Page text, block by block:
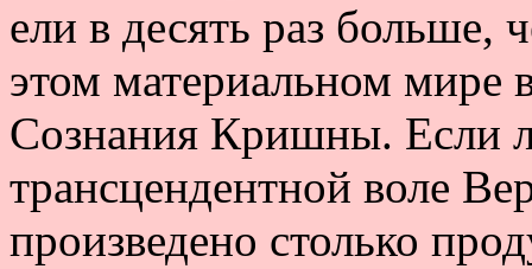
ели в десять раз больше,
этом материальном мире
Сознания Кришны. Если
трансцендентной воле
произведено столько